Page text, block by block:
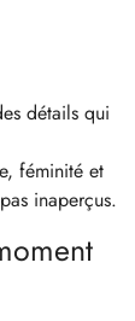
détails qui
féminité et
inaperçus.